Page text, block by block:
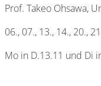
Prof. Takeo Ohsawa,
06., 07., 13., 14., 20.,
Mo in D.13.11 und Di